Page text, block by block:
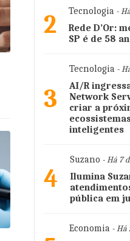
2 Tecnologia -
Rede D’Or:
SP é de 58
3
Tecnologia -
AI/R
Network
criar a
inteligentes
4
Suzano - Há 7
Ilumina
pública em
Economia - Há